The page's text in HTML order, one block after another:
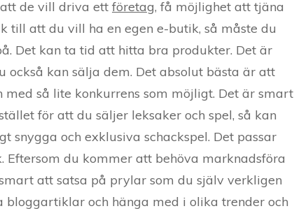
de vill driva ett företag, få möjlighet att tjäna
till att du vill ha en egen e-butik, så måste du
Det kan ta tid att hitta bra produkter. Det är
kan sälja dem. Det absolut bästa är att
så lite konkurrens som möjligt. Det är smart
för att du säljer leksaker och spel, så kan
och exklusiva schackspel. Det passar
du kommer att behöva marknadsföra
att satsa på prylar som du själv verkligen
och hänga med i olika trender och